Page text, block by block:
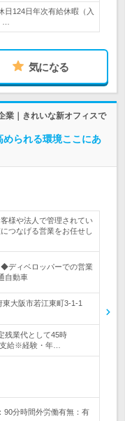
日124日年次有給休暇（入
…
気になる
業｜きれいな新オフィスで
られる環境ここにあ
様や法人で管理されてい
つなげる営業をお任せし
ディベロッパーでの営業
自動車
大阪市若江東町3-1-1
残業代として45時
給※経験・年…
90分時間外労働有無：有